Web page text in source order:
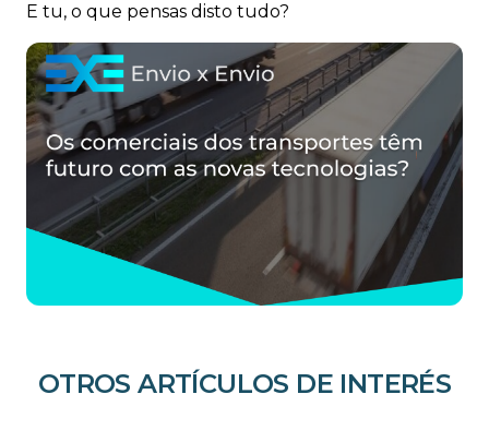
E tu, o que pensas disto tudo?
OTROS ARTÍCULOS DE INTERÉS